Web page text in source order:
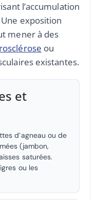
l’accumulation
exposition
mener à des
ou
existantes.
et
d’agneau ou de
(jambon,
saturées.
ou les